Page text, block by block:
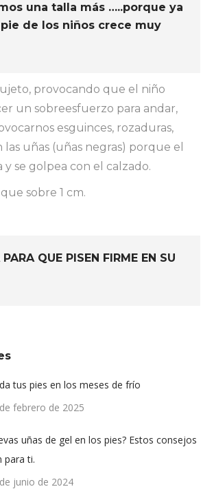
una talla más …..porque ya
de los niños crece muy
provocando que el niño
un sobreesfuerzo para andar,
esguinces, rozaduras,
las uñas (uñas negras) porque el
y se golpea con el calzado.
sobre 1 cm.
QUE PISEN FIRME EN SU
tus pies en los meses de frío
febrero de 2025
uñas de gel en los pies? Estos consejos
para ti.
junio de 2024